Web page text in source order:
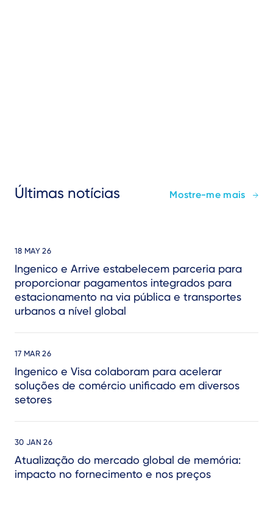
Últimas notícias Mostre-me mais
18 MAY 26
Ingenico e Arrive estabelecem parceria para
proporcionar pagamentos integrados para
estacionamento na via pública e transportes
urbanos a nível global
17 MAR 26
Ingenico e Visa colaboram para acelerar
soluções de comércio unificado em diversos
setores
30 JAN 26
Atualização do mercado global de memória:
impacto no fornecimento e nos preços